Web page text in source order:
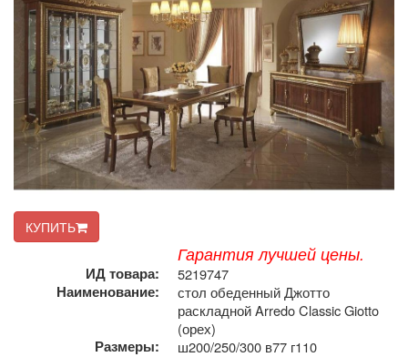
КУПИТЬ
Гарантия лучшей цены.
ИД товара:
5219747
Наименование:
стол обеденный Джотто
раскладной Arredo Classic Giotto
(орех)
Размеры:
ш200/250/300 в77 г110